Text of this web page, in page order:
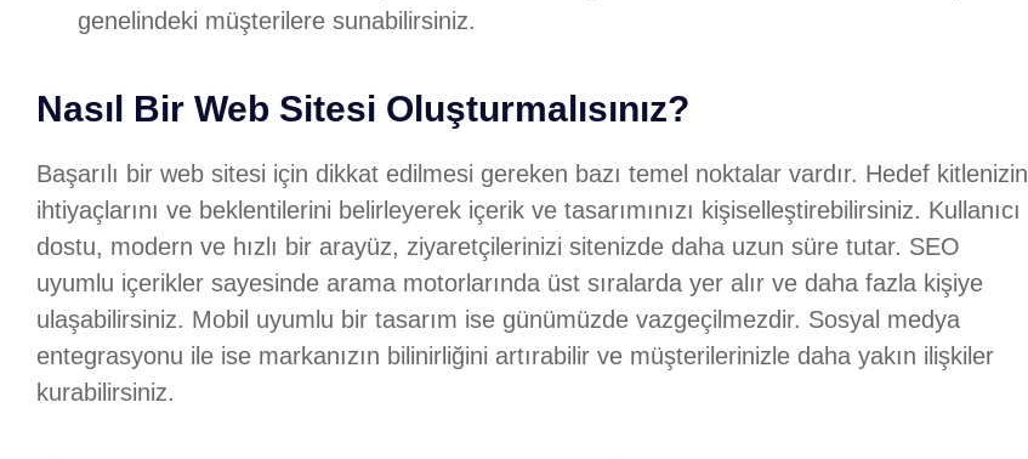
genelindeki müşterilere sunabilirsiniz.
Nasıl Bir Web Sitesi Oluşturmalısınız?
Başarılı bir web sitesi için dikkat edilmesi gereken bazı temel noktalar vardır. Hedef kitlenizin
ihtiyaçlarını ve beklentilerini belirleyerek içerik ve tasarımınızı kişiselleştirebilirsiniz. Kullanıcı
dostu, modern ve hızlı bir arayüz, ziyaretçilerinizi sitenizde daha uzun süre tutar. SEO
uyumlu içerikler sayesinde arama motorlarında üst sıralarda yer alır ve daha fazla kişiye
ulaşabilirsiniz. Mobil uyumlu bir tasarım ise günümüzde vazgeçilmezdir. Sosyal medya
entegrasyonu ile ise markanızın bilinirliğini artırabilir ve müşterilerinizle daha yakın ilişkiler
kurabilirsiniz.